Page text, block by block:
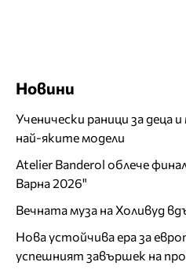
Новини
Ученически раници за деца
най-яките модели
Atelier Banderol облече
Варна 2026"
Вечната муза на Холивуд
Нова устойчива ера за
успешният завършек на